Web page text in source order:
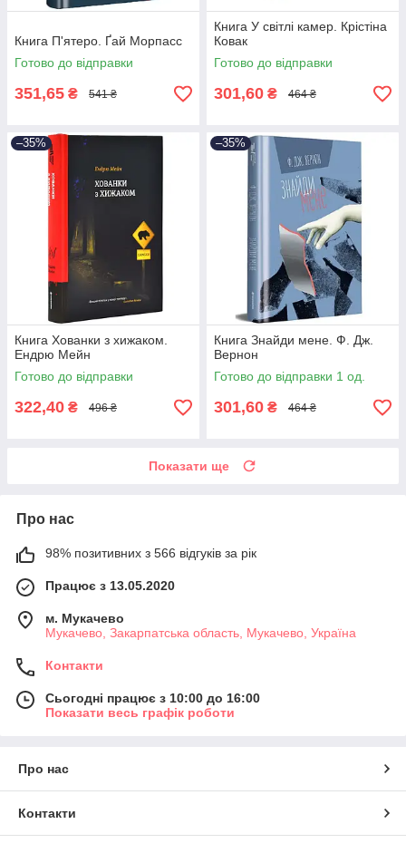
Книга П'ятеро. Ґай Морпасс
Готово до відправки
351,65 ₴ 541 ₴
Книга У світлі камер. Крістіна
Ковак
Готово до відправки
301,60 ₴ 464 ₴
–35%
Книга Хованки з хижаком.
Ендрю Мейн
Готово до відправки
322,40 ₴ 496 ₴
–35%
Книга Знайди мене. Ф. Дж.
Вернон
Готово до відправки 1 од.
301,60 ₴ 464 ₴
Показати ще
Про нас
98% позитивних з 566 відгуків за рік
Працює з 13.05.2020
м. Мукачево
Мукачево, Закарпатська область, Мукачево, Україна
Контакти
Сьогодні працює з 10:00 до 16:00
Показати весь графік роботи
Про нас
Контакти